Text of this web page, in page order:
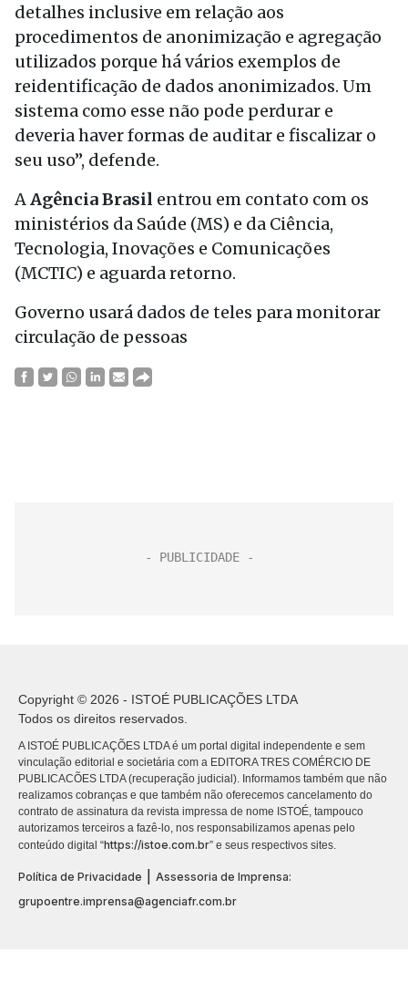
detalhes inclusive em relação aos
procedimentos de anonimização e agregação
utilizados porque há vários exemplos de
reidentificação de dados anonimizados. Um
sistema como esse não pode perdurar e
deveria haver formas de auditar e fiscalizar o
seu uso”, defende.
AAgência Brasil entrou em contato com os
ministérios da Saúde (MS) e da Ciência,
Tecnologia, Inovações e Comunicações
(MCTIC) e aguarda retorno.
Governo usará dados de teles para monitorar
circulação de pessoas
Copyright © 2026 - ISTOÉ PUBLICAÇÕES LTDA
Todos os direitos reservados.
A ISTOÉ PUBLICAÇÕES LTDA é um portal digital independente e sem
vinculação editorial e societária com a EDITORA TRES COMÉRCIO DE
PUBLICACÕES LTDA (recuperação judicial). Informamos também que não
realizamos cobranças e que também não oferecemos cancelamento do
contrato de assinatura da revista impressa de nome ISTOÉ, tampouco
autorizamos terceiros a fazê-lo, nos responsabilizamos apenas pelo
conteúdo digital “https://istoe.com.br” e seus respectivos sites.
Política de Privacidade
Assessoria de Imprensa:
grupoentre.imprensa@agenciafr.com.br